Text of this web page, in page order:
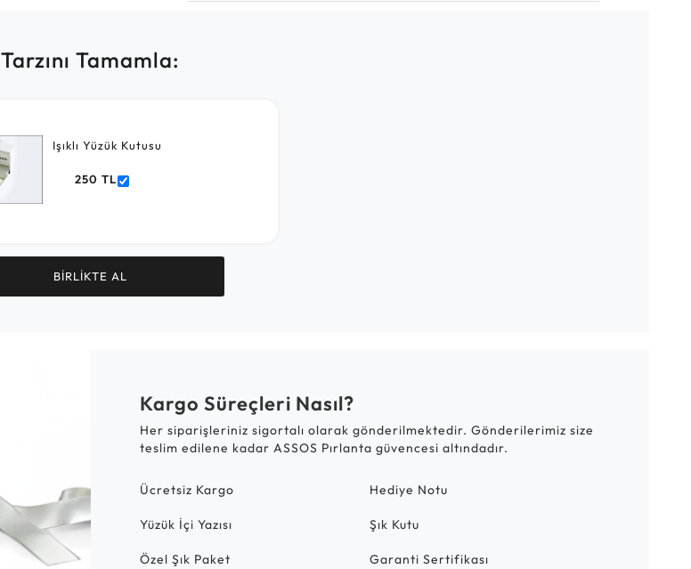
Tarzını Tamamla:
Işıklı Yüzük Kutusu
250 TL
BİRLİKTE AL
Kargo Süreçleri Nasıl?
Her siparişleriniz sigortalı olarak gönderilmektedir. Gönderilerimiz size
teslim edilene kadar ASSOS Pırlanta güvencesi altındadır.
Ücretsiz Kargo Hediye Notu
Yüzük İçi Yazısı Şık Kutu
Özel Şık Paket Garanti Sertifikası